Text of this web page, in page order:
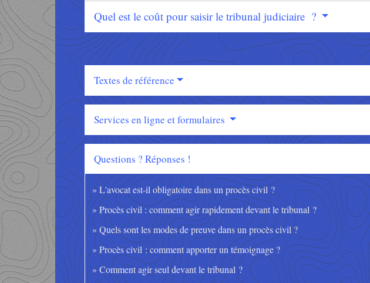
Quel est le coût pour saisir le tribunal judiciaire ?
Textes de référence
Services en ligne et formulaires
Questions ? Réponses !
L'avocat est-il obligatoire dans un procès civil ?
Procès civil : comment agir rapidement devant le tribunal ?
Quels sont les modes de preuve dans un procès civil ?
Procès civil : comment apporter un témoignage ?
Comment agir seul devant le tribunal ?